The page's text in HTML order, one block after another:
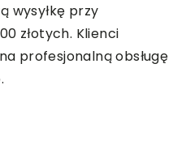
wysyłkę przy
złotych. Klienci
profesjonalną obsługę